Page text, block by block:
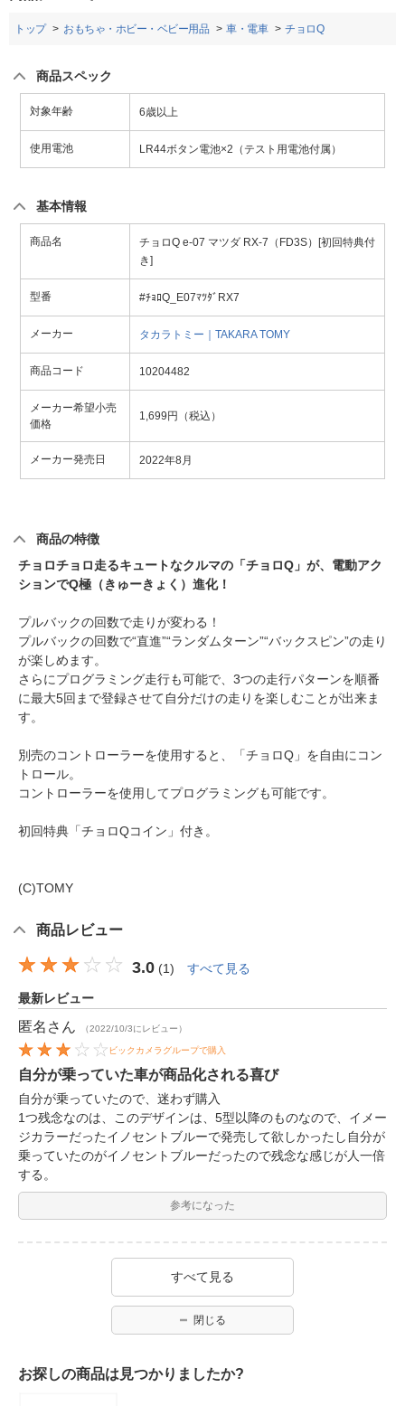
トップ おもちゃ・ホビー・ベビー用品 車・電車 チョロQ
商品スペック
対象年齢 6歳以上
使用電池 LR44ボタン電池×2（テスト用電池付属）
基本情報
商品名
チョロQ e-07 マツダ RX-7（FD3S）[初回特典付
き]
型番 #ﾁｮﾛQ_E07ﾏﾂﾀﾞRX7
メーカー タカラトミー｜TAKARA TOMY
商品コード 10204482
メーカー希望小売
価格
1,699円（税込）
メーカー発売日 2022年8月
商品の特徴
チョロチョロ走るキュートなクルマの「チョロQ」が、電動アク
ションでQ極（きゅーきょく）進化！
プルバックの回数で走りが変わる！
プルバックの回数で“直進”“ランダムターン”“バックスピン”の走り
が楽しめます。
さらにプログラミング走行も可能で、3つの走行パターンを順番
に最大5回まで登録させて自分だけの走りを楽しむことが出来ま
す。
別売のコントローラーを使用すると、「チョロQ」を自由にコン
トロール。
コントローラーを使用してプログラミングも可能です。
初回特典「チョロQコイン」付き。
(C)TOMY
商品レビュー
3.0 (1) すべて見る
最新レビュー
匿名 さん （2022/10/3にレビュー）
ビックカメラグループで購入
自分が乗っていた車が商品化される喜び
自分が乗っていたので、迷わず購入
1つ残念なのは、このデザインは、5型以降のものなので、イメー
ジカラーだったイノセントブルーで発売して欲しかったし自分が
乗っていたのがイノセントブルーだったので残念な感じが人一倍
する。
参考になった
すべて見る
閉じる
お探しの商品は見つかりましたか?